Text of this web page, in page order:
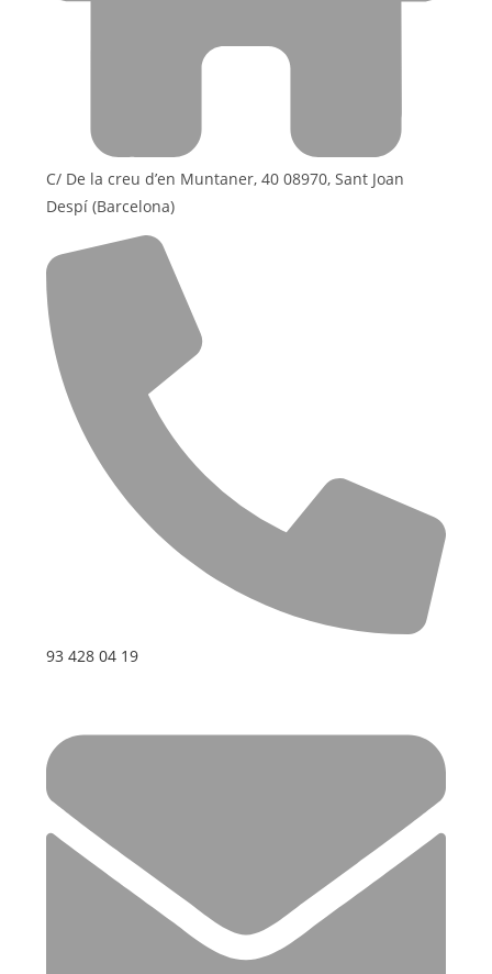
C/ De la creu d’en Muntaner, 40 08970, Sant Joan
Despí (Barcelona)
93 428 04 19